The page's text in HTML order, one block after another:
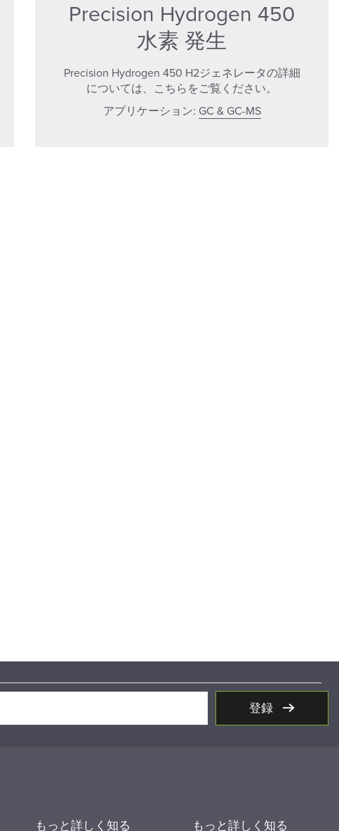
Precision Hydrogen 450
水素 発生
Precision Hydrogen 450 H2ジェネレータの詳細
については、こちらをご覧ください。
アプリケーション: GC & GC-MS
登録
もっと詳しく知る もっと詳しく知る